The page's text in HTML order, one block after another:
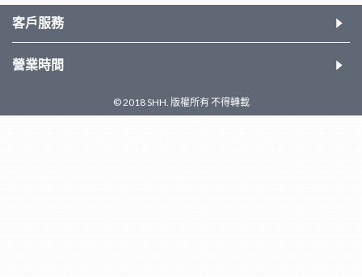
客戶服務
營業時間
© 2018 SHH. 版權所有 不得轉載